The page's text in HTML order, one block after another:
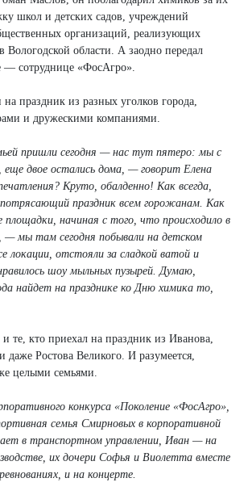
школ и детских садов, учреждений
организаций, реализующих
Вологодской области. А заодно передал
— сотруднице «ФосАгро».
праздник из разных уголков города,
и дружескими компаниями.
пришли сегодня — нас тут пятеро: мы с
двое остались дома, — говорит Елена
Круто, обалденно! Как всегда,
праздник всем горожанам. Как
площадки, начиная с того, что происходило в
— мы там сегодня побывали на детском
локации, отстояли за сладкой ватой и
шоу мыльных пузырей. Думаю,
найдет на празднике ко Дню химика то,
те, кто приехал на праздник из Иванова,
даже Ростова Великого. И разумеется,
целыми семьями.
конкурса «Поколение «ФосАгро»,
семья Смирновых в корпоративной
в транспортном управлении, Иван — на
их дочери Софья и Виолетта вместе
и на концерте.